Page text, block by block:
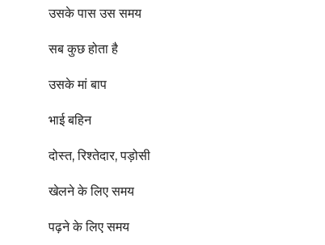
उसके पास उस समय
सब कुछ होता है
उसके मां बाप
भाई बहिन
दोस्त, रिश्तेदार, पड़ोसी
खेलने के लिए समय
पढ़ने के लिए समय